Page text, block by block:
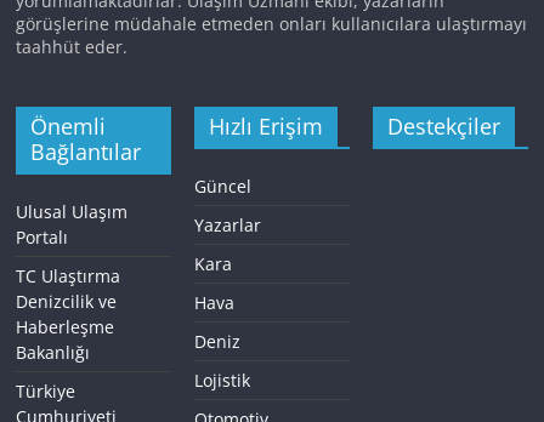
görüşlerine müdahale etmeden onları kullanıcılara ulaştırmayı
taahhüt eder.
Önemli
Bağlantılar
Ulusal Ulaşım
Portalı
TC Ulaştırma
Denizcilik ve
Haberleşme
Bakanlığı
Türkiye
Cumhuriyeti
Hızlı Erişim
Güncel
Yazarlar
Kara
Hava
Deniz
Lojistik
Destekçiler